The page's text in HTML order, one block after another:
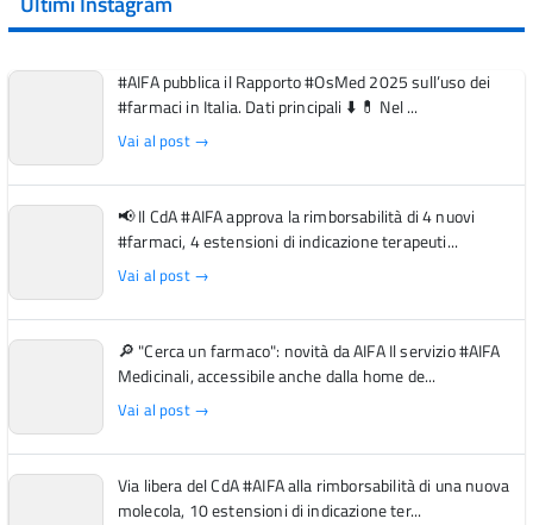
#AIFA pubblica il Rapporto #OsMed 2025 sull’uso dei
#farmaci in Italia. Dati principali ⬇️ 💊 Nel ...
Vai al post →
📢 Il CdA #AIFA approva la rimborsabilità di 4 nuovi
#farmaci, 4 estensioni di indicazione terapeuti...
Vai al post →
🔎 "Cerca un farmaco": novità da AIFA Il servizio #AIFA
Medicinali, accessibile anche dalla home de...
Vai al post →
Via libera del CdA #AIFA alla rimborsabilità di una nuova
molecola, 10 estensioni di indicazione ter...